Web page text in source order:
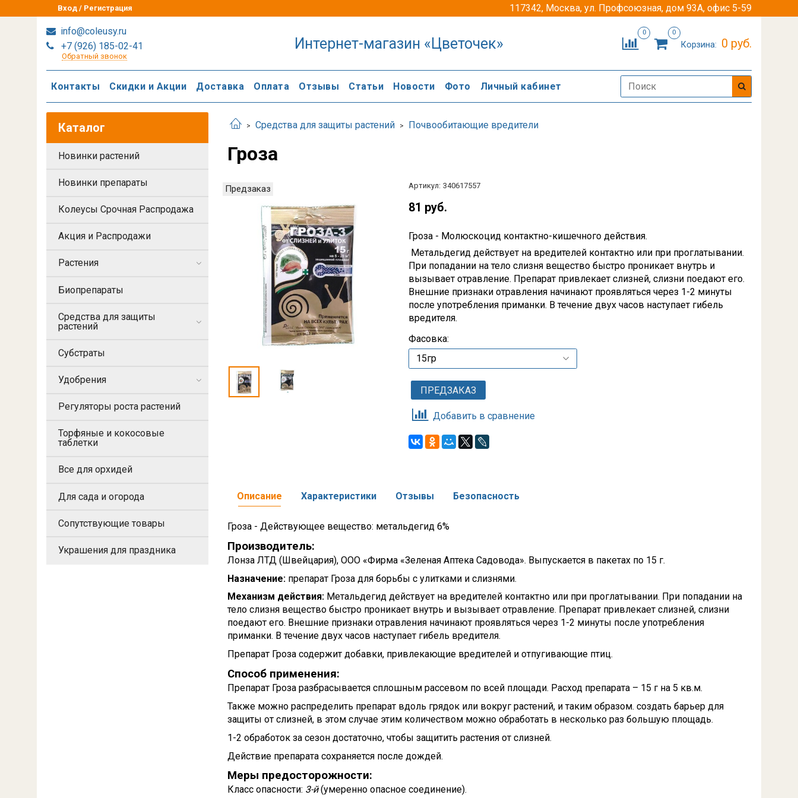
Вход / Регистрация 117342, Москва, ул. Профсоюзная, дом 93А, офис 5-59
info@coleusy.ru
+7 (926) 185-02-41
Обратный звонок
Интернет-магазин «Цветочек»
0 0
Корзина: 0 руб.
Контакты Скидки и Акции Доставка Оплата Отзывы Статьи Новости Фото Личный кабинет
Средства для защиты растений Почвообитающие вредители
Гроза
Предзаказ Артикул: 340617557
81 руб.
Гроза - Молюскоцид контактно-кишечного действия.
Метальдегид действует на вредителей контактно или при проглатывании.
При попадании на тело слизня вещество быстро проникает внутрь и
вызывает отравление. Препарат привлекает слизней, слизни поедают его.
Внешние признаки отравления начинают проявляться через 1-2 минуты
после употребления приманки. В течение двух часов наступает гибель
вредителя.
Фасовка:
ПРЕДЗАКАЗ
Добавить в сравнение
Описание
Гроза - Действующее вещество: метальдегид 6%
Производитель:
Лонза ЛТД (Швейцария), ООО «Фирма «Зеленая Аптека Садовода». Выпускается в пакетах по 15 г.
Назначение: препарат Гроза для борьбы с улитками и слизнями.
Механизм действия: Метальдегид действует на вредителей контактно или при проглатывании. При попадании на
тело слизня вещество быстро проникает внутрь и вызывает отравление. Препарат привлекает слизней, слизни
поедают его. Внешние признаки отравления начинают проявляться через 1-2 минуты после употребления
приманки. В течение двух часов наступает гибель вредителя.
Препарат Гроза содержит добавки, привлекающие вредителей и отпугивающие птиц.
Способ применения:
Препарат Гроза разбрасывается сплошным рассевом по всей площади. Расход препарата – 15 г на 5 кв.м.
Также можно распределить препарат вдоль грядок или вокруг растений, и таким образом. создать барьер для
защиты от слизней, в этом случае этим количеством можно обработать в несколько раз большую площадь.
1-2 обработок за сезон достаточно, чтобы защитить растения от слизней.
Действие препарата сохраняется после дождей.
Меры предосторожности:
Класс опасности: 3-й(умеренно опасное соединение).
Характеристики Отзывы Безопасность
Каталог
Новинки растений
Новинки препараты
Колеусы Срочная Распродажа
Акция и Распродажи
Растения
Биопрепараты
Средства для защиты
растений
Субстраты
Удобрения
Регуляторы роста растений
Торфяные и кокосовые
таблетки
Все для орхидей
Для сада и огорода
Сопутствующие товары
Украшения для праздника